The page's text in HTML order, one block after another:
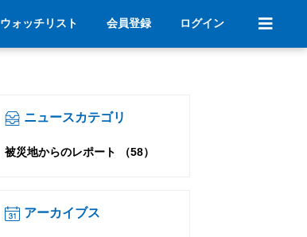
ウォッチリスト 会員登録 ログイン
ニュースカテゴリ
被災地からのレポート （58）
アーカイブス